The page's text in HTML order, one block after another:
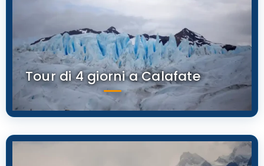
Tour di 4 giorni a Calafate